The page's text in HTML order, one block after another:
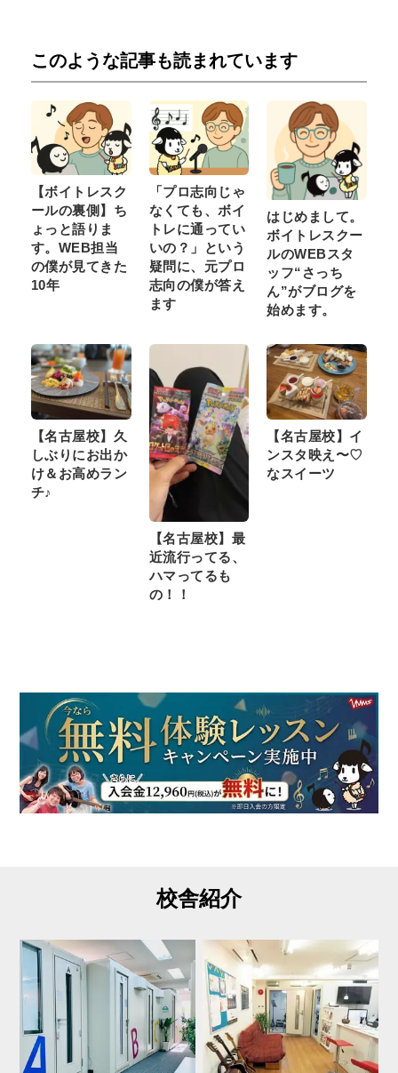
このような記事も読まれています
【ボイトレスク
ールの裏側】ち
ょっと語りま
す。WEB担当
の僕が見てきた
10年
「プロ志向じゃ
なくても、ボイ
トレに通ってい
いの？」という
疑問に、元プロ
志向の僕が答え
ます
はじめまして。
ボイトレスクー
ルのWEBスタ
ッフ“さっち
ん”がブログを
始めます。
【名古屋校】久
しぶりにお出か
け＆お高めラン
チ♪
【名古屋校】最
近流行ってる、
ハマってるも
の！！
【名古屋校】イ
ンスタ映え〜♡
なスイーツ
校舎紹介